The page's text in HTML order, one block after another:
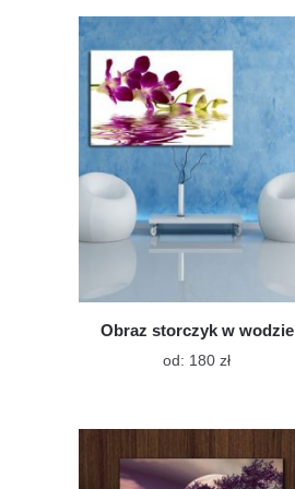
wiele
wariantów.
Opcje
można
wybrać
produktu
Obraz storczyk w wodzie
od: 180 złTen
wiele
wariantów.
Opcje